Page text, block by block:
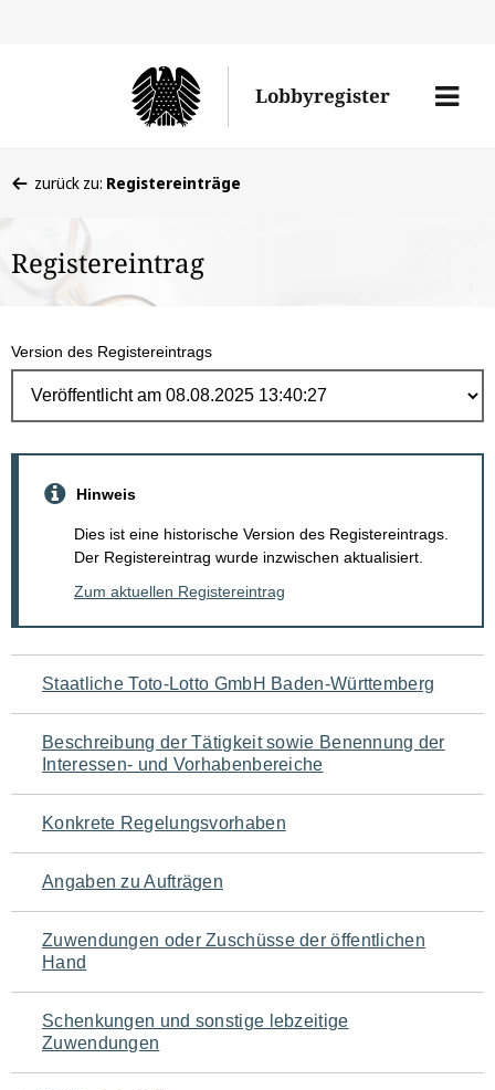
Lobbyregister
Menü
befinden
hier:
zurück zu: Registereinträge
Registereintrag
Version des Registereintrags
Hinweis
Dies ist eine historische Version des Registereintrags.
Der Registereintrag wurde inzwischen aktualisiert.
Zum aktuellen Registereintrag
Navigation
für
den
Seiteninhalt
Staatliche Toto-Lotto GmbH Baden-Württemberg
Beschreibung der Tätigkeit sowie Benennung der
Interessen- und Vorhabenbereiche
Konkrete Regelungsvorhaben
Angaben zu Aufträgen
Zuwendungen oder Zuschüsse der öffentlichen
Hand
Schenkungen und sonstige lebzeitige
Zuwendungen